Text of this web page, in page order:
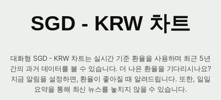
SGD - KRW 차트
대화형 SGD - KRW 차트는 실시간 기준 환율을 사용하며 최근 5년
간의 과거 데이터를 볼 수 있습니다. 더 나은 환율을 기다리시나요?
지금 알림을 설정하면, 환율이 좋아질 때 알려드립니다. 또한, 일일
요약을 통해 최신 뉴스를 놓치지 않을 수 있습니다.